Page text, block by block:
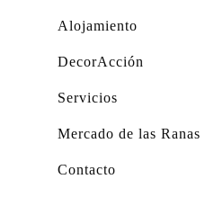
Alojamiento
DecorAcción
Servicios
Mercado de las Ranas
Contacto